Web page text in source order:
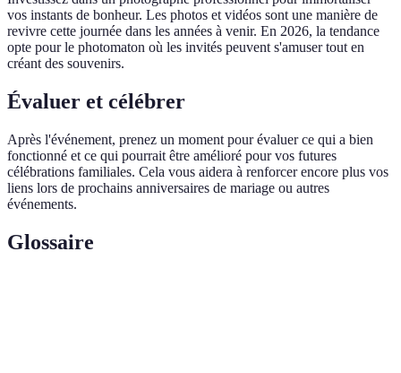
vos instants de bonheur. Les photos et vidéos sont une manière de
revivre cette journée dans les années à venir. En 2026, la tendance
opte pour le photomaton où les invités peuvent s'amuser tout en
créant des souvenirs.
Évaluer et célébrer
Après l'événement, prenez un moment pour évaluer ce qui a bien
fonctionné et ce qui pourrait être amélioré pour vos futures
célébrations familiales. Cela vous aidera à renforcer encore plus vos
liens lors de prochains anniversaires de mariage ou autres
événements.
Glossaire